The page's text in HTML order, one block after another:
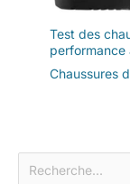
Test des
performance
Chaussures